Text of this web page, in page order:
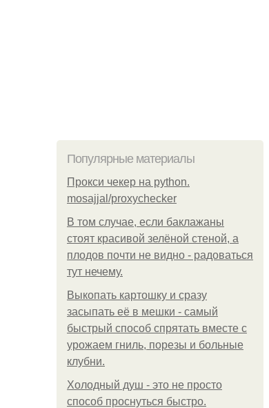
Популярные материалы
Прокси чекер на python.
mosajjal/proxychecker
В том случае, если баклажаны
стоят красивой зелёной стеной, а
плодов почти не видно - радоваться
тут нечему.
Выкопать картошку и сразу
засыпать её в мешки - самый
быстрый способ спрятать вместе с
урожаем гниль, порезы и больные
клубни.
Холодный душ - это не просто
способ проснуться быстро.